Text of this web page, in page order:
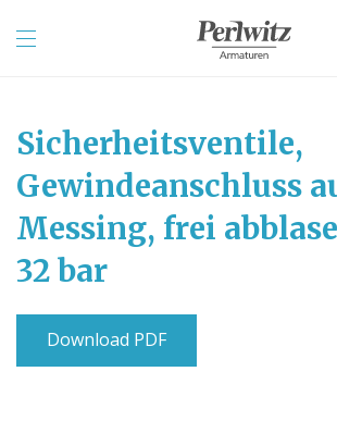
Sicherheitsventile,
Gewindeanschluss
Messing, frei
32 bar
Download PDF